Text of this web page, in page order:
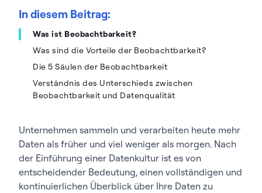
In diesem Beitrag:
Was ist Beobachtbarkeit?
Was sind die Vorteile der Beobachtbarkeit?
Die 5 Säulen der Beobachtbarkeit
Verständnis des Unterschieds zwischen
Beobachtbarkeit und Datenqualität
Unternehmen sammeln und verarbeiten heute mehr
Daten als früher und viel weniger als morgen. Nach
der Einführung einer Datenkultur ist es von
entscheidender Bedeutung, einen vollständigen und
kontinuierlichen Überblick über Ihre Daten zu